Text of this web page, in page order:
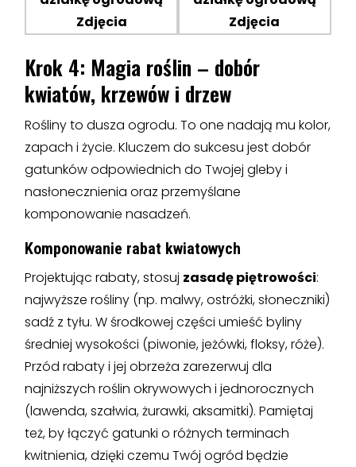
Krok 4: Magia roślin – dobór
kwiatów, krzewów i drzew
Rośliny to dusza ogrodu. To one nadają mu kolor,
zapach i życie. Kluczem do sukcesu jest dobór
gatunków odpowiednich do Twojej gleby i
nasłonecznienia oraz przemyślane
komponowanie nasadzeń.
Komponowanie rabat kwiatowych
Projektując rabaty, stosuj zasadę piętrowości:
najwyższe rośliny (np. malwy, ostróżki, słoneczniki)
sadź z tyłu. W środkowej części umieść byliny
średniej wysokości (piwonie, jeżówki, floksy, róże).
Przód rabaty i jej obrzeża zarezerwuj dla
najniższych roślin okrywowych i jednorocznych
(lawenda, szałwia, żurawki, aksamitki). Pamiętaj
też, by łączyć gatunki o różnych terminach
kwitnienia, dzięki czemu Twój ogród będzie